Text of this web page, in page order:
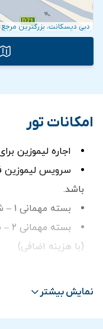
دبی دیسکانت، بزرگترین
امکانات تور
اجاره لیموزین
سرویس لیموزین
باشد.
بسته مهمانی ۱ – شامل بادکنک و گلبرگ (با هزینه اضافی)
(با هزینه اضافی)
نمایش بیشتر